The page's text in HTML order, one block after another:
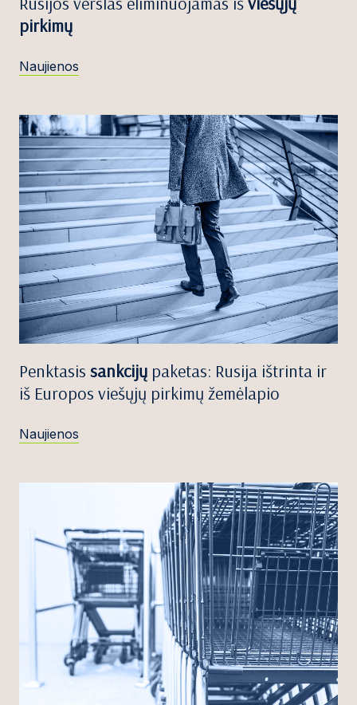
pirkimų
Naujienos
Penktasis sankcijų paketas: Rusija ištrinta ir
iš Europos viešųjų pirkimų žemėlapio
Naujienos